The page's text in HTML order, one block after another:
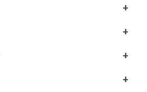
+
+
+
+